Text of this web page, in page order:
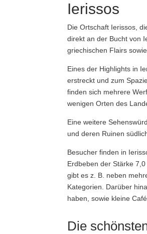
Ierissos
Die Ortschaft Ierissos,
direkt an der Bucht von
griechischen Flairs
Eines der Highlights in
erstreckt und zum
finden sich mehrere
wenigen Orten des
Eine weitere
und deren Ruinen
Besucher finden in
Erdbeben der Stärke
gibt es z. B. neben
Kategorien. Darüber
haben, sowie kleine
Die